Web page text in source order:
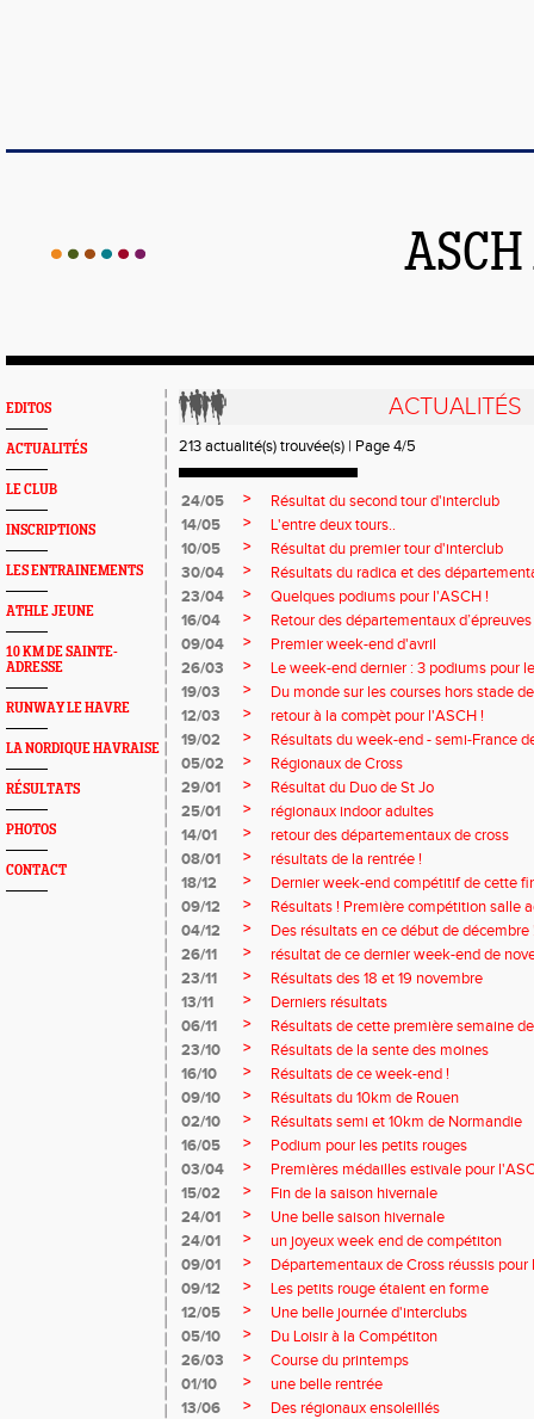
EDITOS
ACTUALITÉS
LE CLUB
INSCRIPTIONS
LES ENTRAINEMENTS
ATHLE JEUNE
10 KM DE SAINTE-
ADRESSE
RUNWAY LE HAVRE
LA NORDIQUE HAVRAISE
RÉSULTATS
PHOTOS
CONTACT
ACTUALITÉS
213 actualité(s) trouvée(s) | Page 4/5
24/05 >
Résultat du second tour d'interclub
14/05
>
L'entre deux tours..
10/05
>
Résultat du premier tour d'interclub
30/04
>
Résultats du radica et des
23/04
>
Quelques podiums pour l'ASCH !
16/04
>
Retour des départementaux
09/04
>
Premier week-end d'avril
26/03
>
Le week-end dernier : 3 podiums pour
19/03
>
Du monde sur les courses hors stade
12/03
>
retour à la compèt pour l'ASCH !
19/02
>
Résultats du week-end - semi-France
05/02
>
Régionaux de Cross
29/01
>
Résultat du Duo de St Jo
25/01
>
régionaux indoor adultes
14/01
>
retour des départementaux de cross
08/01
>
résultats de la rentrée !
18/12
>
Dernier week-end compétitif de cette
09/12
>
Résultats ! Première compétition salle
04/12
>
Des résultats en ce début de décembre
26/11
>
résultat de ce dernier week-end de
23/11
>
Résultats des 18 et 19 novembre
13/11
>
Derniers résultats
06/11
>
Résultats de cette première semaine
23/10
>
Résultats de la sente des moines
16/10
>
Résultats de ce week-end !
09/10
>
Résultats du 10km de Rouen
02/10
>
Résultats semi et 10km de Normandie
16/05
>
Podium pour les petits rouges
03/04
>
Premières médailles estivale pour
15/02
>
Fin de la saison hivernale
24/01
>
Une belle saison hivernale
24/01
>
un joyeux week end de compétiton
09/01
>
Départementaux de Cross réussis
09/12
>
Les petits rouge étaient en forme
12/05
>
Une belle journée d'interclubs
05/10
>
Du Loisir à la Compétiton
26/03
>
Course du printemps
01/10
>
une belle rentrée
13/06
>
Des régionaux ensoleillés